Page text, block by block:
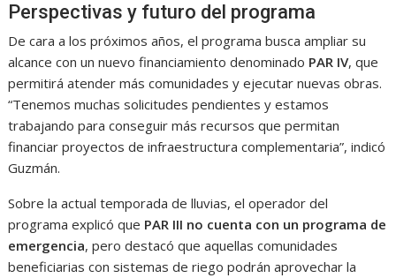
Perspectivas y futuro del programa
De cara a los próximos años, el programa busca ampliar su
alcance con un nuevo financiamiento denominado PAR IV, que
permitirá atender más comunidades y ejecutar nuevas obras.
“Tenemos muchas solicitudes pendientes y estamos
trabajando para conseguir más recursos que permitan
financiar proyectos de infraestructura complementaria”, indicó
Guzmán.
Sobre la actual temporada de lluvias, el operador del
programa explicó que PAR III no cuenta con un programa de
emergencia, pero destacó que aquellas comunidades
beneficiarias con sistemas de riego podrán aprovechar la